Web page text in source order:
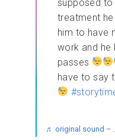
supposed to
treatment
him to have
work and he
passes
have to say
♬ original sound – ..